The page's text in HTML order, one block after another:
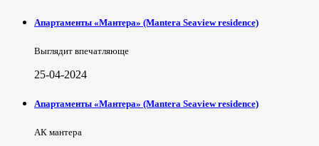
Апартаменты «Мантера» (Mantera Seaview rеsidence)
Выглядит впечатляюще
25-04-2024
Апартаменты «Мантера» (Mantera Seaview rеsidence)
АК мантера